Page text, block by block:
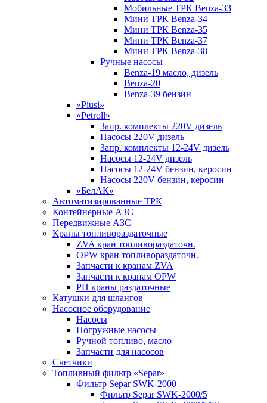
Мобильные ТРК Benza-33
Мини ТРК Benza-34
Мини ТРК Benza-35
Мини ТРК Benza-37
Мини ТРК Benza-38
Ручные насосы
Benza-19 масло, дизель
Benza-20
Benza-39 бензин
«Piusi»
«Petroll»
Запр. комплекты 220V дизель
Насосы 220V дизель
Запр. комплекты 12-24V дизель
Насосы 12-24V дизель
Насосы 12-24V бензин, керосин
Насосы 220V бензин, керосин
«БелАК»
Автоматизированные ТРК
Контейнерные АЗС
Передвижные АЗС
Краны топливораздаточные
ZVA кран топливораздаточн.
OPW кран топливораздаточн.
Запчасти к кранам ZVA
Запчасти к кранам OPW
РП краны раздаточные
Катушки для шлангов
Насосное оборудование
Насосы
Погружные насосы
Ручной топливо, масло
Запчасти для насосов
Счетчики
Топливный фильтр «Separ»
Фильтр Separ SWK-2000
Фильтр Separ SWK-2000/5